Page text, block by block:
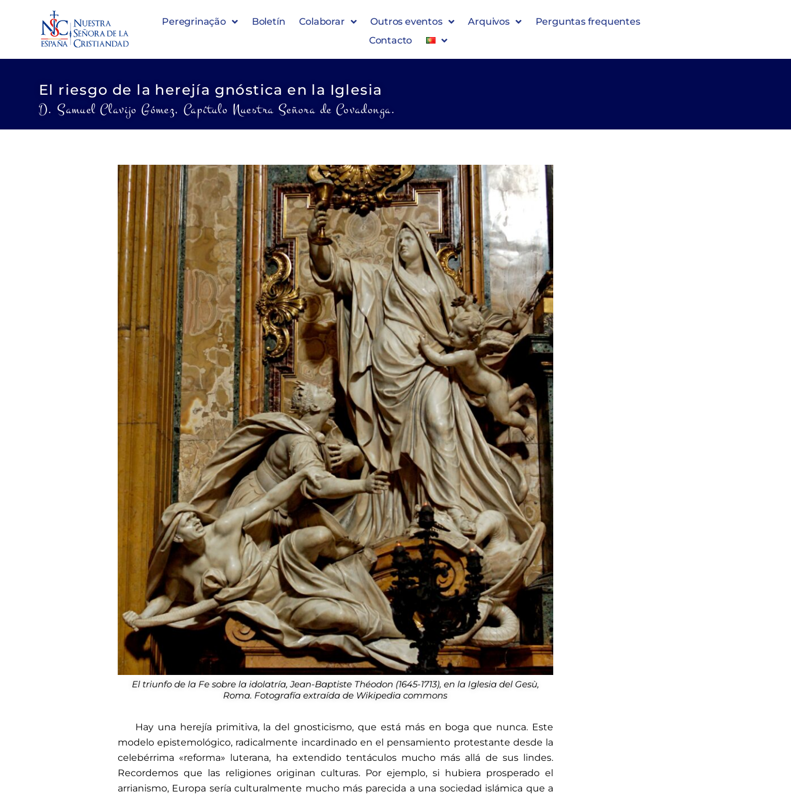
Peregrinação Boletín Colaborar Outros eventos Arquivos
Perguntas frequentes
Contacto
El riesgo de la herejía gnóstica en la Iglesia
D. Samuel Clavijo Gómez, Capítulo Nuestra Señora de Covadonga.
El triunfo de la Fe sobre la idolatría, Jean-Baptiste Théodon (1645-1713), en la Iglesia del Gesù,
Roma. Fotografía extraída de Wikipedia commons
Hay una herejía primitiva, la del gnosticismo, que está más en boga que nunca. Este
modelo epistemológico, radicalmente incardinado en el pensamiento protestante desde la
celebérrima «reforma» luterana, ha extendido tentáculos mucho más allá de sus lindes.
Recordemos que las religiones originan culturas. Por ejemplo, si hubiera prosperado el
arrianismo, Europa sería culturalmente mucho más parecida a una sociedad islámica que a